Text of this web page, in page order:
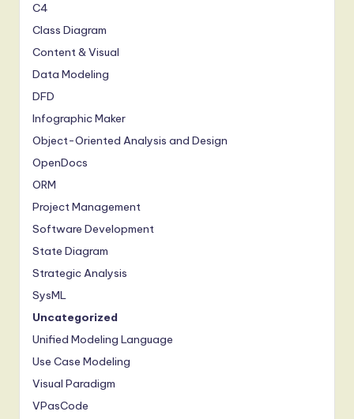
C4
Class Diagram
Content & Visual
Data Modeling
DFD
Infographic Maker
Object-Oriented Analysis and Design
OpenDocs
ORM
Project Management
Software Development
State Diagram
Strategic Analysis
SysML
Uncategorized
Unified Modeling Language
Use Case Modeling
Visual Paradigm
VPasCode